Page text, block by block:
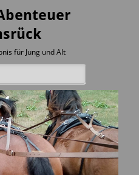
für Jung und Alt